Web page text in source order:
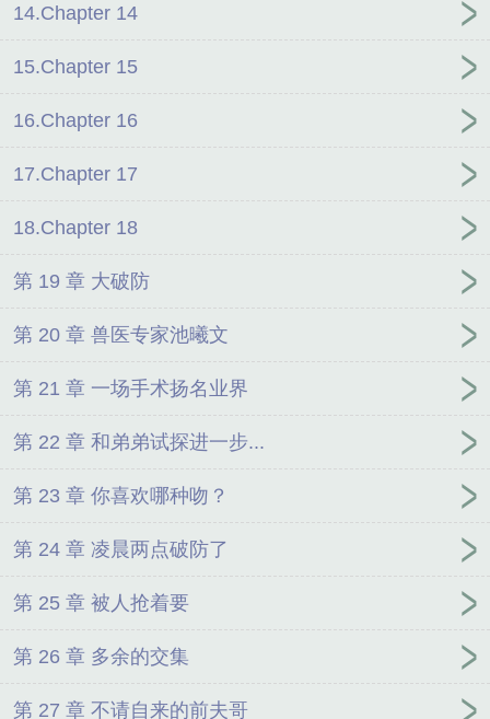
14.Chapter 14
15.Chapter 15
16.Chapter 16
17.Chapter 17
18.Chapter 18
第 19 章 大破防
第 20 章 兽医专家池曦文
第 21 章 一场手术扬名业界
第 22 章 和弟弟试探进一步...
第 23 章 你喜欢哪种吻？
第 24 章 凌晨两点破防了
第 25 章 被人抢着要
第 26 章 多余的交集
第 27 章 不请自来的前夫哥